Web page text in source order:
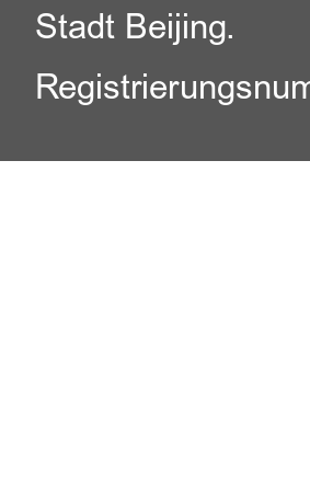
Stadt Beijing.